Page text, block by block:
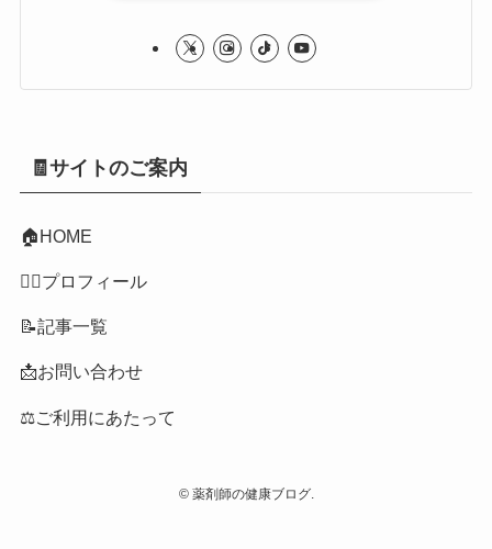
🧾サイトのご案内
🏠HOME
👩‍⚕️プロフィール
📝記事一覧
📩お問い合わせ
⚖️ご利用にあたって
©薬剤師の健康ブログ.